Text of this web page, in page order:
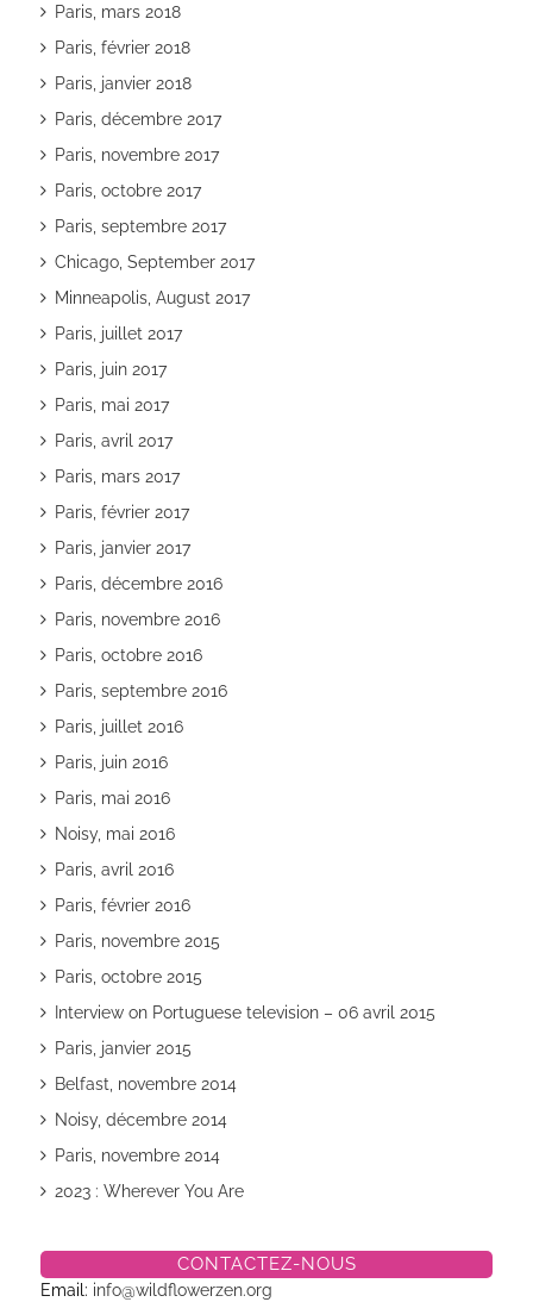
Paris, mars 2018
Paris, février 2018
Paris, janvier 2018
Paris, décembre 2017
Paris, novembre 2017
Paris, octobre 2017
Paris, septembre 2017
Chicago, September 2017
Minneapolis, August 2017
Paris, juillet 2017
Paris, juin 2017
Paris, mai 2017
Paris, avril 2017
Paris, mars 2017
Paris, février 2017
Paris, janvier 2017
Paris, décembre 2016
Paris, novembre 2016
Paris, octobre 2016
Paris, septembre 2016
Paris, juillet 2016
Paris, juin 2016
Paris, mai 2016
Noisy, mai 2016
Paris, avril 2016
Paris, février 2016
Paris, novembre 2015
Paris, octobre 2015
Interview on Portuguese television – 06 avril 2015
Paris, janvier 2015
Belfast, novembre 2014
Noisy, décembre 2014
Paris, novembre 2014
2023 : Wherever You Are
CONTACTEZ-NOUS
Email: info@wildflowerzen.org